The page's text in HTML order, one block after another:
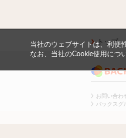
トップ
お問い合わ
バックスグ
当社のウェブサイトは、利便
なお、当社のCookie使用につ